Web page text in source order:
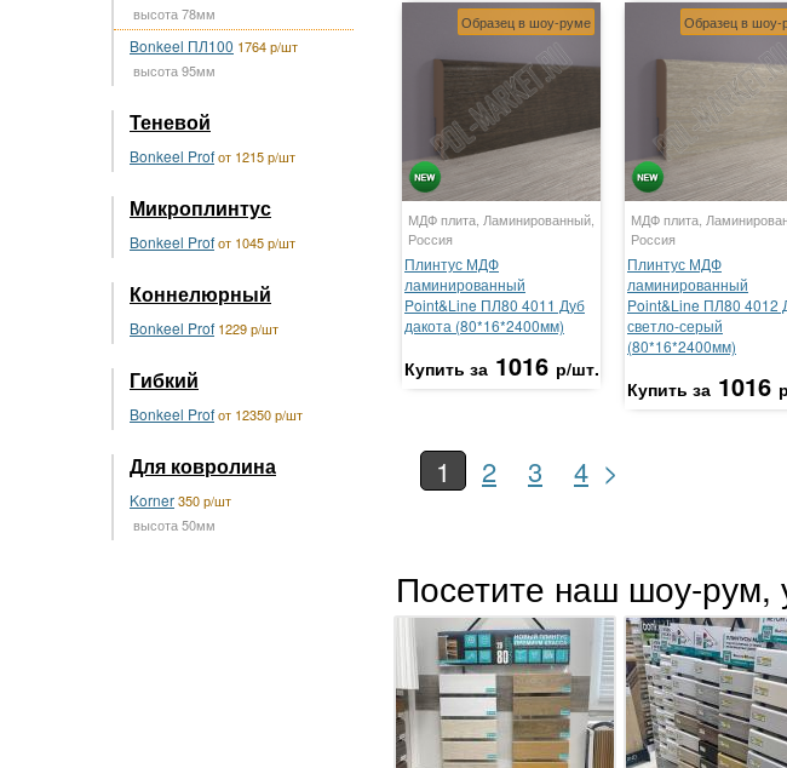
высота 78мм
Bonkeel ПЛ100 1764 р/шт
высота 95мм
Теневой
Bonkeel Profот 1215 р/шт
Микроплинтус
Bonkeel Profот 1045 р/шт
Коннелюрный
Bonkeel Prof 1229 р/шт
Гибкий
Bonkeel Profот 12350 р/шт
Для ковролина
Korner350 р/шт
высота 50мм
Образец в шоу-руме
МДФ плита, Ламинированный,
Россия
Плинтус МДФ
ламинированный
Point&Line ПЛ80 4011 Дуб
дакота (80*16*2400мм)
Купить за 1016 р/шт.
Образец в шоу-
МДФ плита,
Россия
Плинтус МДФ
ламинированный
Point&Line ПЛ80 4012
светло-серый
(80*16*2400мм)
Купить за 1016
1 2 3 4 >
Посетите наш шоу-рум,